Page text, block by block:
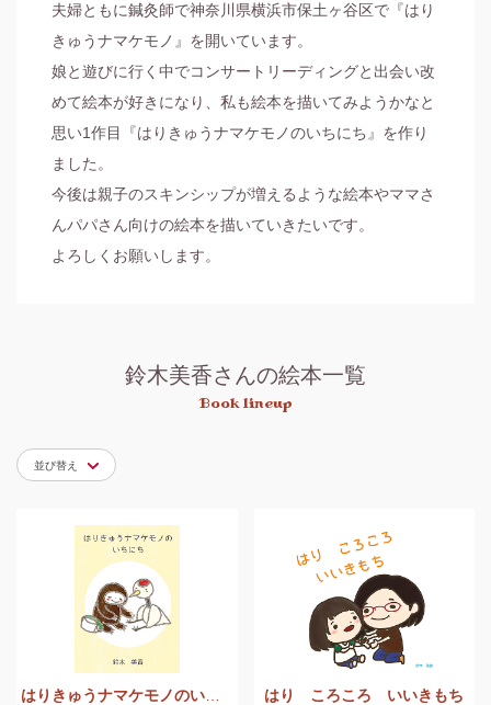
夫婦ともに鍼灸師で神奈川県横浜市保土ヶ谷区で『はり
きゅうナマケモノ』を開いています。
娘と遊びに行く中でコンサートリーディングと出会い改
めて絵本が好きになり、私も絵本を描いてみようかなと
思い1作目『はりきゅうナマケモノのいちにち』を作り
ました。
今後は親子のスキンシップが増えるような絵本やママさ
んパパさん向けの絵本を描いていきたいです。
鈴木美香さんの絵本一覧
Book lineup
並び替え
はり ころころ いいきもち